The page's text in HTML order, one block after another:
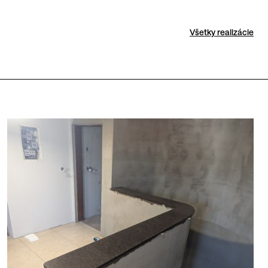
Všetky realizácie